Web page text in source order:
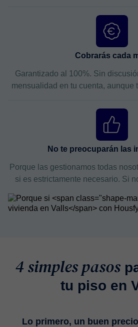
Cobrarás cada
Garantizado al 100%. Sin
mensualidad en tu cuenta, aunque
No te preocuparán las
Porque las gestionamos todas
si es estrictamente necesario. Si
4 simples pasos
tu piso en
Lo primero, un buen precio